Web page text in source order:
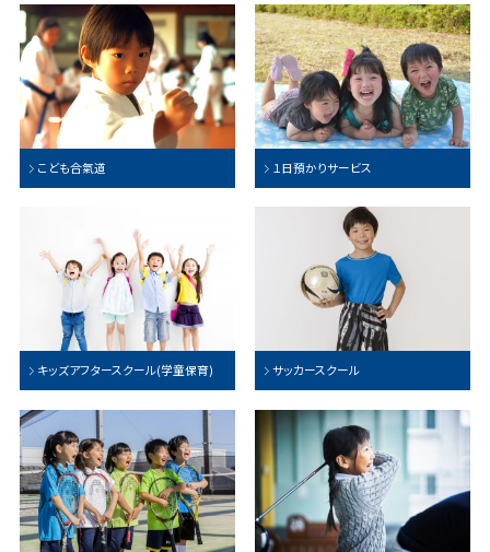
こども合氣道 １日預かりサービス
キッズアフタースクール(学童保育) サッカースクール